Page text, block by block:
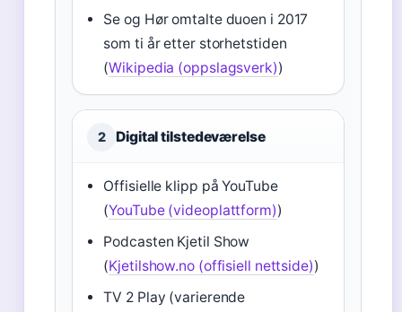
Se og Hør omtalte duoen i 2017
som ti år etter storhetstiden
(Wikipedia (oppslagsverk))
2 Digital tilstedeværelse
Offisielle klipp på YouTube
(YouTube (videoplattform))
Podcasten Kjetil Show
(Kjetilshow.no (offisiell nettside))
TV 2 Play (varierende